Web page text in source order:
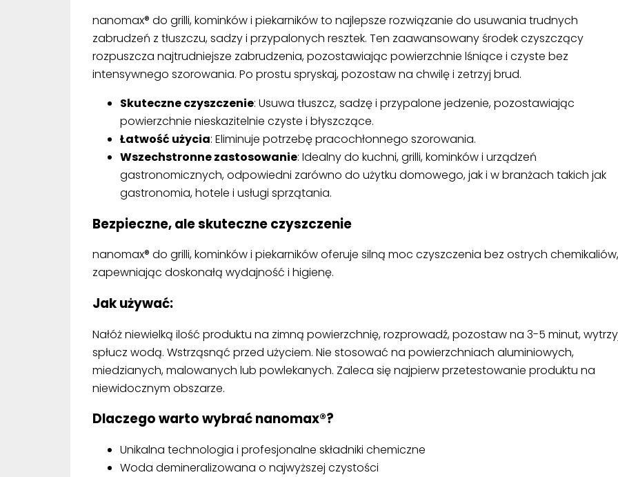
nanomax® do grilli, kominków i piekarników to najlepsze rozwiązanie do usuwania trudnych
zabrudzeń z tłuszczu, sadzy i przypalonych resztek. Ten zaawansowany środek czyszczący
rozpuszcza najtrudniejsze zabrudzenia, pozostawiając powierzchnie lśniące i czyste bez
intensywnego szorowania. Po prostu spryskaj, pozostaw na chwilę i zetrzyj brud.
Skuteczne czyszczenie: Usuwa tłuszcz, sadzę i przypalone jedzenie, pozostawiając
powierzchnie nieskazitelnie czyste i błyszczące.
Łatwość użycia: Eliminuje potrzebę pracochłonnego szorowania.
Wszechstronne zastosowanie: Idealny do kuchni, grilli, kominków i urządzeń
gastronomicznych, odpowiedni zarówno do użytku domowego, jak i w branżach takich jak
gastronomia, hotele i usługi sprzątania.
Bezpieczne, ale skuteczne czyszczenie
nanomax® do grilli, kominków i piekarników oferuje silną moc czyszczenia bez ostrych chemikaliów,
zapewniając doskonałą wydajność i higienę.
Jak używać:
Nałóż niewielką ilość produktu na zimną powierzchnię, rozprowadź, pozostaw na 3-5 minut,
spłucz wodą. Wstrząsnąć przed użyciem. Nie stosować na powierzchniach aluminiowych,
miedzianych, malowanych lub powlekanych. Zaleca się najpierw przetestowanie produktu na
niewidocznym obszarze.
Dlaczego warto wybrać nanomax®?
Unikalna technologia i profesjonalne składniki chemiczne
Woda demineralizowana o najwyższej czystości